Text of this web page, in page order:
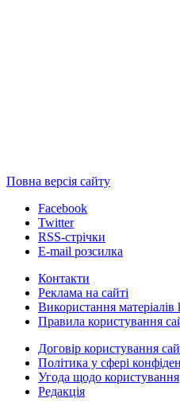
Повна версія сайту
Facebook
Twitter
RSS-стрічки
E-mail розсилка
Контакти
Реклама на сайті
Використання матеріалів
Правила користування
Договір користування
Політика у сфері
Угода щодо користування
Редакція